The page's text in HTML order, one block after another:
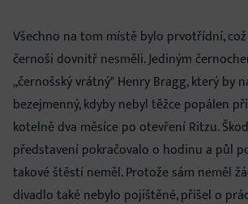
Všechno na tom místě bylo prvotřídní,
černoši dovnitř nesměli. Jediným
„černošský vrátný" Henry Bragg, který by
bezejmenný, kdyby nebyl těžce popálen
kotelně dva měsíce po otevření Ritzu.
představení pokračovalo o hodinu a půl
takové štěstí neměl. Protože sám neměl
divadlo také nebylo pojištěné, přišel o